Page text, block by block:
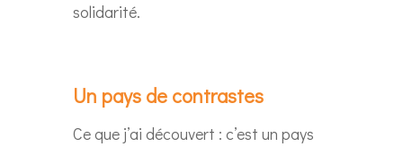
solidarité.
Un pays de contrastes
Ce que j’ai découvert : c’est un pays